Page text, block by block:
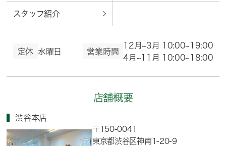
スタッフ紹介
定休 水曜日 営業時間
12月~3月 10:00~19:00
4月~11月 10:00~18:00
店舗概要
渋谷本店
〒150-0041
東京都渋谷区神南1-20-9